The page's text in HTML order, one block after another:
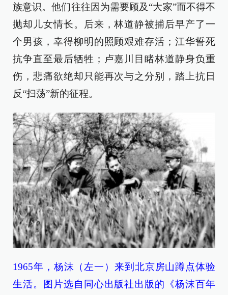
族意识。他们往往因为需要顾及“大家”而不得不
抛却儿女情长。后来，林道静被捕后早产了一
个男孩，幸得柳明的照顾艰难存活；江华誓死
抗争直至最后牺牲；卢嘉川目睹林道静身负重
伤，悲痛欲绝却只能再次与之分别，踏上抗日
反“扫荡”新的征程。
1965年，杨沫（左一）来到北京房山蹲点体验
生活。图片选自同心出版社出版的《杨沫百年